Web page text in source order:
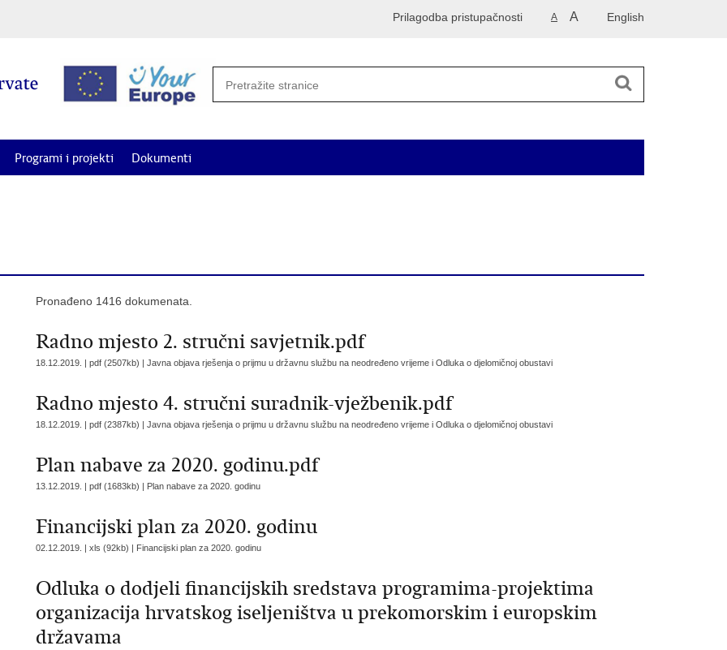
English
A A
Prilagodba pristupačnosti
Programi i projekti Dokumenti
Pronađeno 1416 dokumenata.
Radno mjesto 2. stručni savjetnik.pdf
18.12.2019. | pdf (2507kb) | Javna objava rješenja o prijmu u državnu službu na neodređeno vrijeme i Odluka o djelomičnoj obustavi
Radno mjesto 4. stručni suradnik-vježbenik.pdf
18.12.2019. | pdf (2387kb) | Javna objava rješenja o prijmu u državnu službu na neodređeno vrijeme i Odluka o djelomičnoj obustavi
Plan nabave za 2020. godinu.pdf
13.12.2019. | pdf (1683kb) | Plan nabave za 2020. godinu
Financijski plan za 2020. godinu
02.12.2019. | xls (92kb) | Financijski plan za 2020. godinu
Odluka o dodjeli financijskih sredstava programima-projektima
organizacija hrvatskog iseljeništva u prekomorskim i europskim
državama